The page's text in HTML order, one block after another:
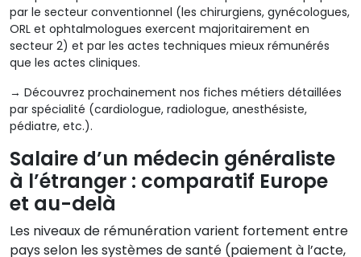
par le secteur conventionnel (les chirurgiens, gynécologues,
ORL et ophtalmologues exercent majoritairement en
secteur 2) et par les actes techniques mieux rémunérés
que les actes cliniques.
→ Découvrez prochainement nos fiches métiers détaillées
par spécialité (cardiologue, radiologue, anesthésiste,
pédiatre, etc.).
Salaire d’un médecin généraliste
à l’étranger : comparatif Europe
et au-delà
Les niveaux de rémunération varient fortement entre
pays selon les systèmes de santé (paiement à l’acte,